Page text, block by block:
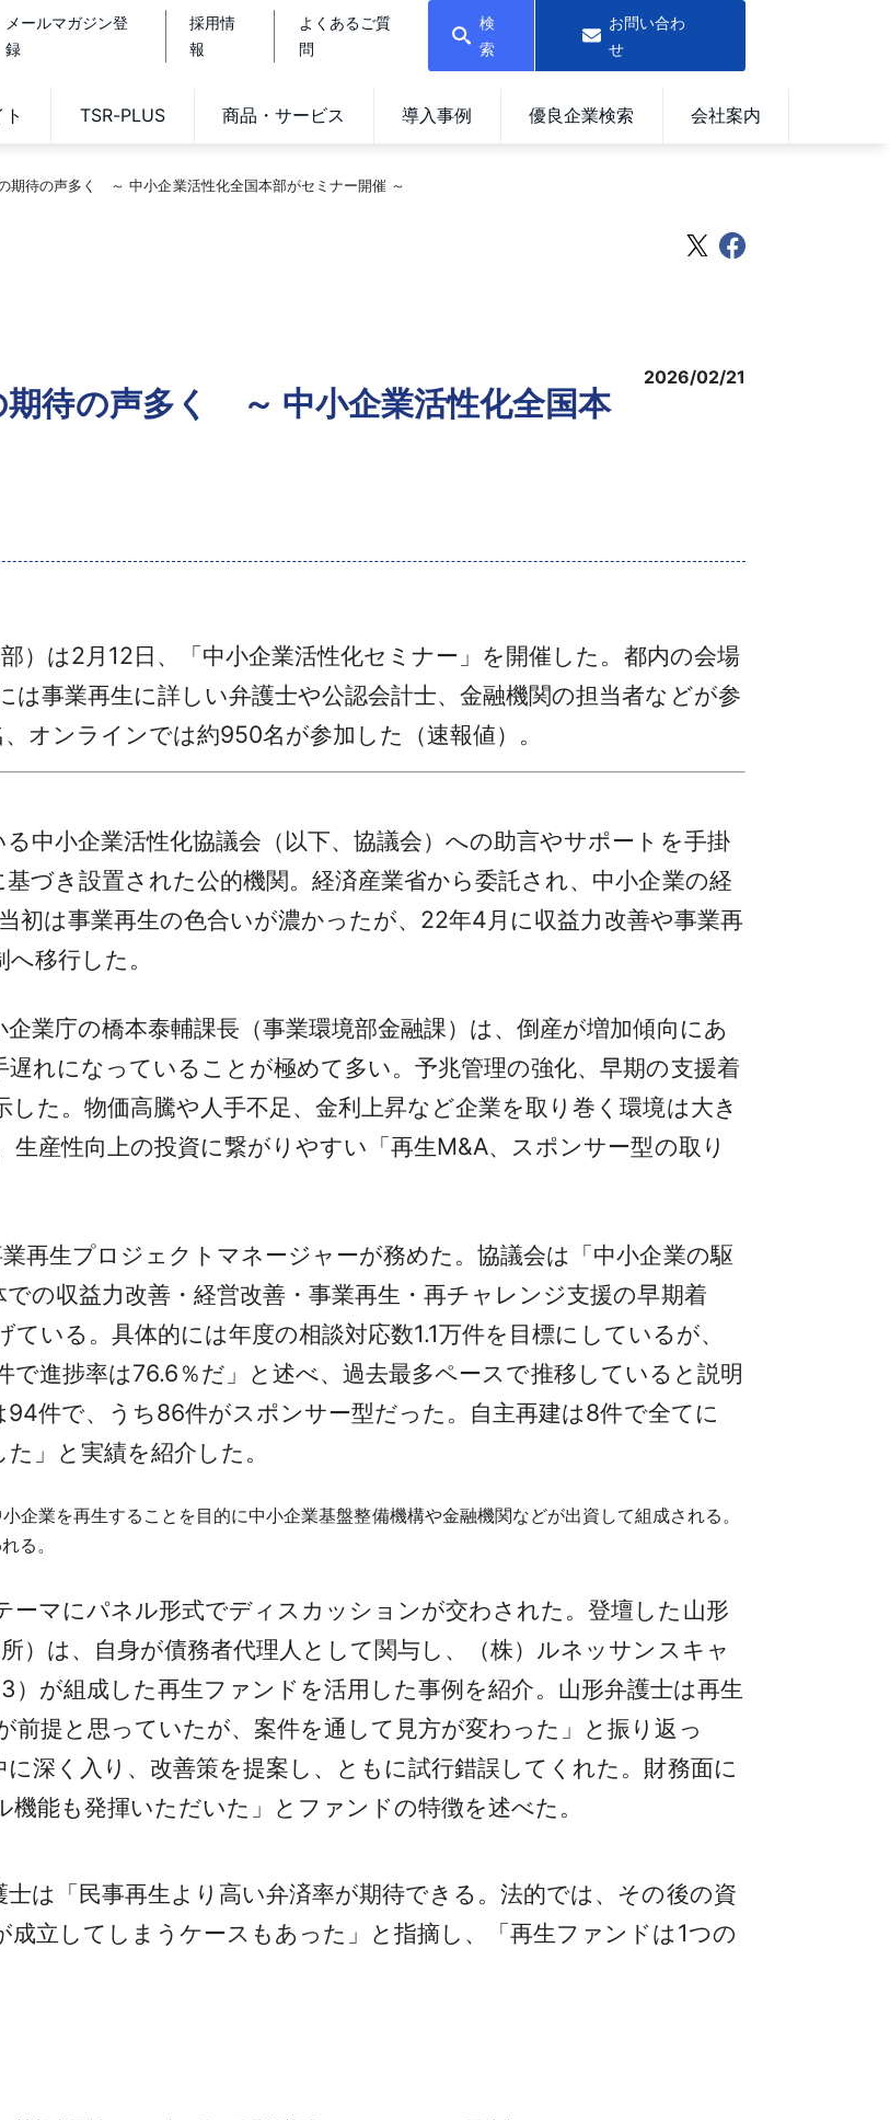
メールマガジン登
録
採用情
報
よくあるご質
問
検
索
お問い合わ
せ
TSR-PLUS 商品・サービス 導入事例 優良企業検索 会社案内
期待の声多く ～ 中小企業活性化全国本部がセミナー開催 ～
待の声多く ～ 中小企業活性化全国本
2026/02/21
）は2月12日、「中小企業活性化セミナー」を開催した。都内の会場
事業再生に詳しい弁護士や公認会計士、金融機関の担当者などが参
オンラインでは約950名が参加した（速報値）。
中小企業活性化協議会（以下、協議会）への助言やサポートを手掛
づき設置された公的機関。経済産業省から委託され、中小企業の経
初は事業再生の色合いが濃かったが、22年4月に収益力改善や事業再
移行した。
業庁の橋本泰輔課長（事業環境部金融課）は、倒産が増加傾向にあ
れになっていることが極めて多い。予兆管理の強化、早期の支援着
た。物価高騰や人手不足、金利上昇など企業を取り巻く環境は大き
産性向上の投資に繋がりやすい「再生M&A、スポンサー型の取り
再生プロジェクトマネージャーが務めた。協議会は「中小企業の駆
の収益力改善・経営改善・事業再生・再チャレンジ支援の早期着
いる。具体的には年度の相談対応数1.1万件を目標にしているが、
進捗率は76.6％だ」と述べ、過去最多ペースで推移していると説明
件で、うち86件がスポンサー型だった。自主再建は8件で全てに
」と実績を紹介した。
業を再生することを目的に中小企業基盤整備機構や金融機関などが出資して組成される。
る。
マにパネル形式でディスカッションが交わされた。登壇した山形
）は、自身が債務者代理人として関与し、（株）ルネッサンスキャ
が組成した再生ファンドを活用 した事例を紹介。山形弁護士は再生
提と思っていたが、案件を通して見方が変わった」と振り返っ
深く入り、改善策を提案し、ともに試行錯誤してくれた。財務面に
能も発揮いただいた」とファンドの特徴を述べた。
は「民事再生より高い弁済率が期待できる。法的では、その後の資
立してしまうケースもあった」と指摘し、「再生ファンドは1つの